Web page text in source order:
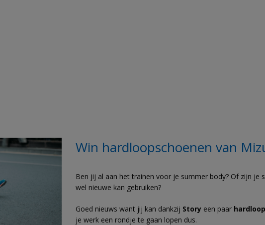
Win hardloopschoenen van
Ben jij al aan het trainen voor je summer body? Of zijn
wel nieuwe kan gebruiken?
Goed nieuws want jij kan dankzij Story een paar
je werk een rondje te gaan lopen dus.